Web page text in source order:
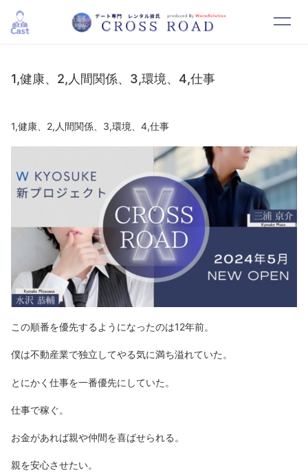
HOME
CONTACT
SYSTEM
RECRUIT
1,健康、2,人間関係、3,環境、4,仕事
1,健康、2,人間関係、3,環境、4,仕事
この順番を優先するようになったのは12年前。
僕は不動産業で独立してやる気に満ち溢れていた。
とにかく仕事を一番優先にしていた。
仕事で稼ぐ。
お金があれば親や仲間を喜ばせられる。
親を安心させたい。